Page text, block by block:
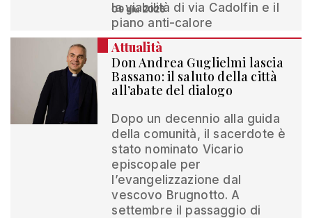
la viabilità di via Cadolfin e il
piano anti-calore
09 giu 2026
Attualità
Don Andrea Guglielmi lascia
Bassano: il saluto della città
all’abate del dialogo
Dopo un decennio alla guida
della comunità, il sacerdote è
stato nominato Vicario
episcopale per
l’evangelizzazione dal
vescovo Brugnotto. A
settembre il passaggio di